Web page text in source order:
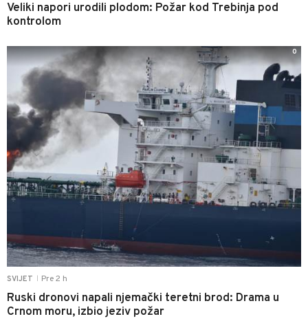
Veliki napori urodili plodom: Požar kod Trebinja pod
kontrolom
SVIJET Pre 2 h
Ruski dronovi napali njemački teretni brod: Drama u
Crnom moru, izbio jeziv požar
0